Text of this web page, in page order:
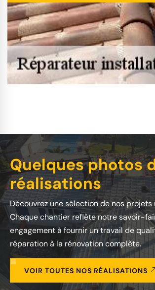
Quelques photos
réalisations
Découvrez une sélection de nos projets
Chaque chantier reflète notre savoir-
engagement à fournir un travail de
réparation à la rénovation complète.
VOIR TOUTES NOS RÉALISATIONS